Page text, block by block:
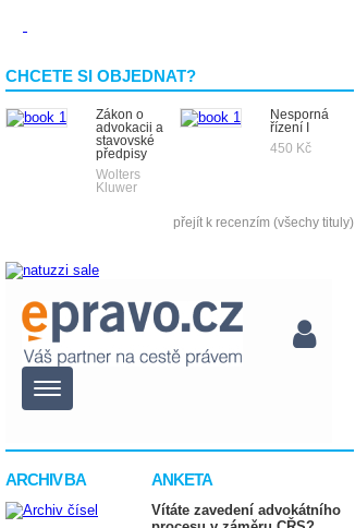
CHCETE SI OBJEDNAT?
Zákon o
advokacii a
stavovské
předpisy
Wolters
Kluwer
Nesporná
řízení I
450 Kč
přejít k recenzím (všechy tituly)
ARCHIV BA ANKETA
Vítáte zavedení advokátního